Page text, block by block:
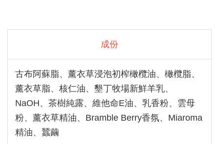
成份
古布阿蘇脂、薰衣草浸泡初榨橄欖油、橄欖脂、
薰衣草脂、核仁油、墾丁牧場新鮮羊乳、
NaOH、茶樹純露、維他命E油、乳香粉、雲母
粉、薰衣草精油、Bramble Berry香氛、Miaroma
精油、蠶繭